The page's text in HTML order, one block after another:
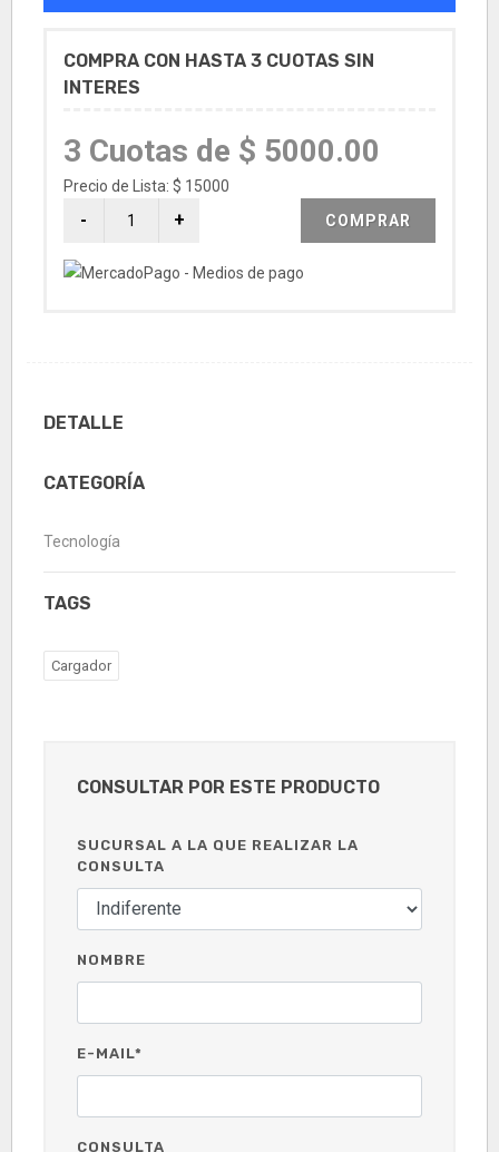
COMPRA CON HASTA 3 CUOTAS SIN
INTERES
3 Cuotas de $ 5000.00
Precio de Lista: $ 15000
COMPRAR
DETALLE
CATEGORÍA
Tecnología
TAGS
Cargador
CONSULTAR POR ESTE PRODUCTO
SUCURSAL A LA QUE REALIZAR LA
CONSULTA
NOMBRE
E-MAIL*
CONSULTA